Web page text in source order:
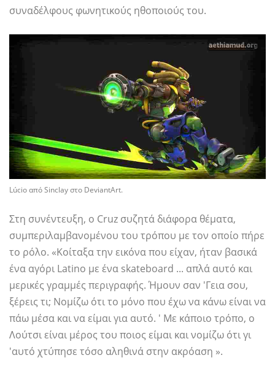
συναδέλφους φωνητικούς ηθοποιούς του.
Lúcio από Sinclay στο DeviantArt.
Στη συνέντευξη, ο Cruz συζητά διάφορα θέματα,
συμπεριλαμβανομένου του τρόπου με τον οποίο πήρε
το ρόλο. «Κοίταξα την εικόνα που είχαν, ήταν βασικά
ένα αγόρι Latino με ένα skateboard ... απλά αυτό και
μερικές γραμμές περιγραφής. Ήμουν σαν 'Γεια σου,
ξέρεις τι; Νομίζω ότι το μόνο που έχω να κάνω είναι να
πάω μέσα και να είμαι για αυτό. ' Με κάποιο τρόπο, ο
Λούτσι είναι μέρος του ποιος είμαι και νομίζω ότι γι
'αυτό χτύπησε τόσο αληθινά στην ακρόαση ».